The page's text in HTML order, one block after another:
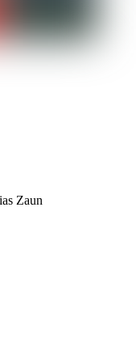
Zaun